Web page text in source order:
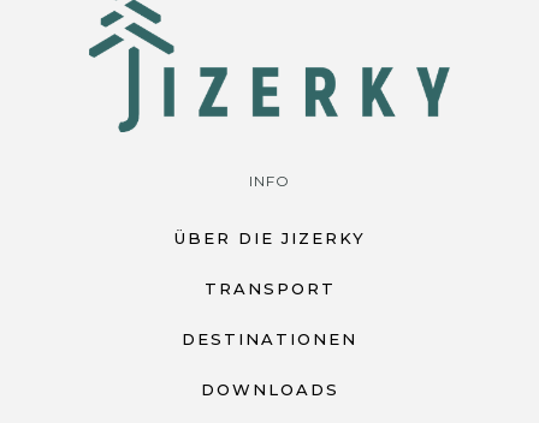
INFO
ÜBER DIE JIZERKY
TRANSPORT
DESTINATIONEN
DOWNLOADS